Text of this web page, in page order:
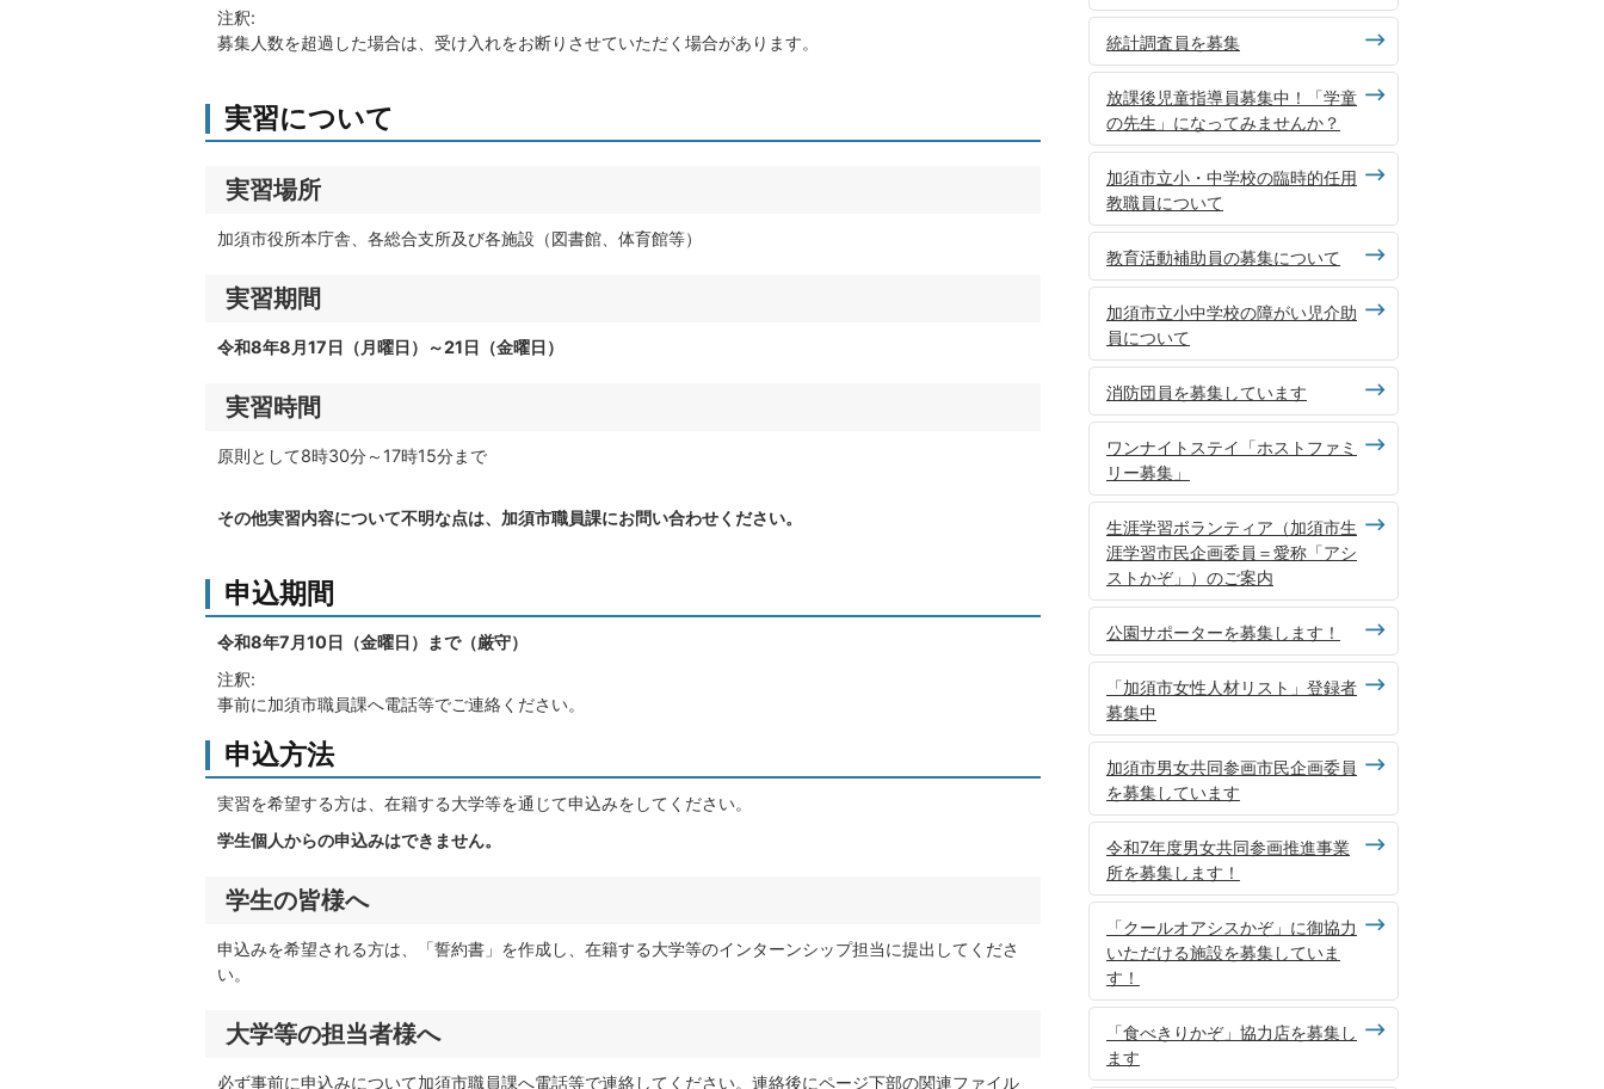
注釈:
募集人数を超過した場合は、受け入れをお断りさせていただく場合があります。
実習について
実習場所
加須市役所本庁舎、各総合支所及び各施設（図書館、体育館等）
実習期間
令和8年8月17日（月曜日）～21日（金曜日）
実習時間
原則として8時30分～17時15分まで
その他実習内容について不明な点は、加須市職員課にお問い合わせください。
申込期間
令和8年7月10日（金曜日）まで（厳守）
注釈:
事前に加須市職員課へ電話等でご連絡ください。
申込方法
実習を希望する方は、在籍する大学等を通じて申込みをしてください。
学生個人からの申込みはできません。
学生の皆様へ
申込みを希望される方は、「誓約書」を作成し、在籍する大学等のインターンシップ担当に提出してくださ
い。
大学等の担当者様へ
必ず事前に申込みについて加須市職員課へ電話等で連絡してください。連絡後にページ下部の関連ファイル
統計調査員を募集
放課後児童指導員募集中！「学童
の先生」になってみませんか？
加須市立小・中学校の臨時的任用
教職員について
教育活動補助員の募集について
加須市立小中学校の障がい児介助
員について
消防団員を募集しています
ワンナイトステイ「ホストファミ
リー募集」
生涯学習ボランティア（加須市生
涯学習市民企画委員＝愛称「アシ
ストかぞ」）のご案内
公園サポーターを募集します！
「加須市女性人材リスト」登録者
募集中
加須市男女共同参画市民企画委員
を募集しています
令和7年度男女共同参画推進事業
所を募集します！
「クールオアシスかぞ」に御協力
いただける施設を募集していま
す！
「食べきりかぞ」協力店を募集し
ます